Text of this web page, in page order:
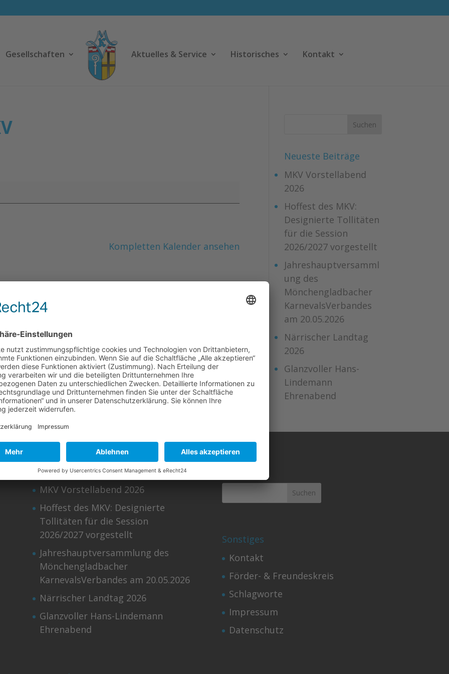
Gesellschaften Aktuelles & Service Historisches Kontakt
Kompletten Kalender ansehen
Neueste Beiträge
MKV Vorstellabend
2026
Hoffest des MKV:
Designierte Tollitäten
für die Session
2026/2027 vorgestellt
Jahreshauptversamml
ung des
Mönchengladbacher
KarnevalsVerbandes
am 20.05.2026
Närrischer Landtag
2026
Glanzvoller Hans-
Lindemann
Ehrenabend
Meldungen
MKV Vorstellabend 2026
Hoffest des MKV: Designierte
Tollitäten für die Session
2026/2027 vorgestellt
Jahreshauptversammlung des
Mönchengladbacher
KarnevalsVerbandes am 20.05.2026
Närrischer Landtag 2026
Glanzvoller Hans-Lindemann
Ehrenabend
Sonstiges
Kontakt
Förder- & Freundeskreis
Schlagworte
Impressum
Datenschutz